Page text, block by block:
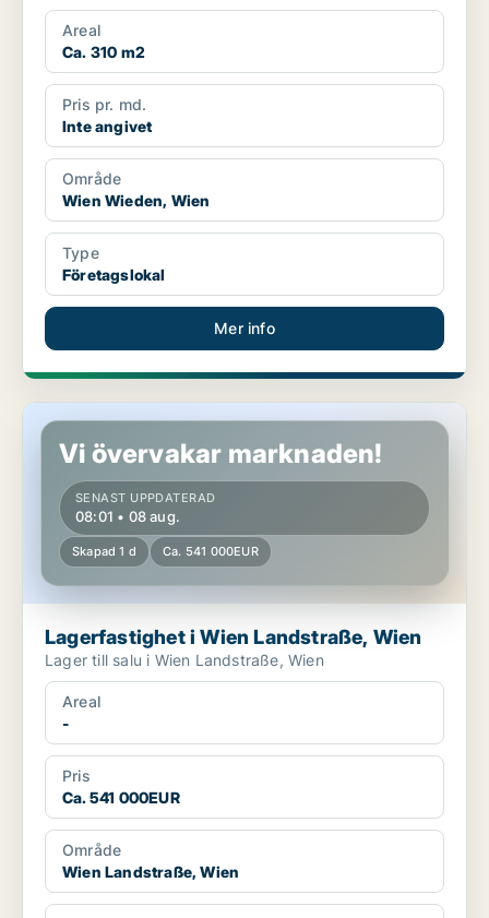
Areal
Ca. 310 m2
Pris pr. md.
Inte angivet
Område
Wien Wieden, Wien
Type
Företagslokal
Mer info
Lagerfastighet i Wien Landstraße, Wien
Vi övervakar marknaden!
SENAST UPPDATERAD
08:01 • 08 aug.
Skapad 1 d Ca. 541 000EUR
Lagerfastighet i Wien Landstraße, Wien
Lager till salu i Wien Landstraße, Wien
Areal
-
Pris
Ca. 541 000EUR
Område
Wien Landstraße, Wien